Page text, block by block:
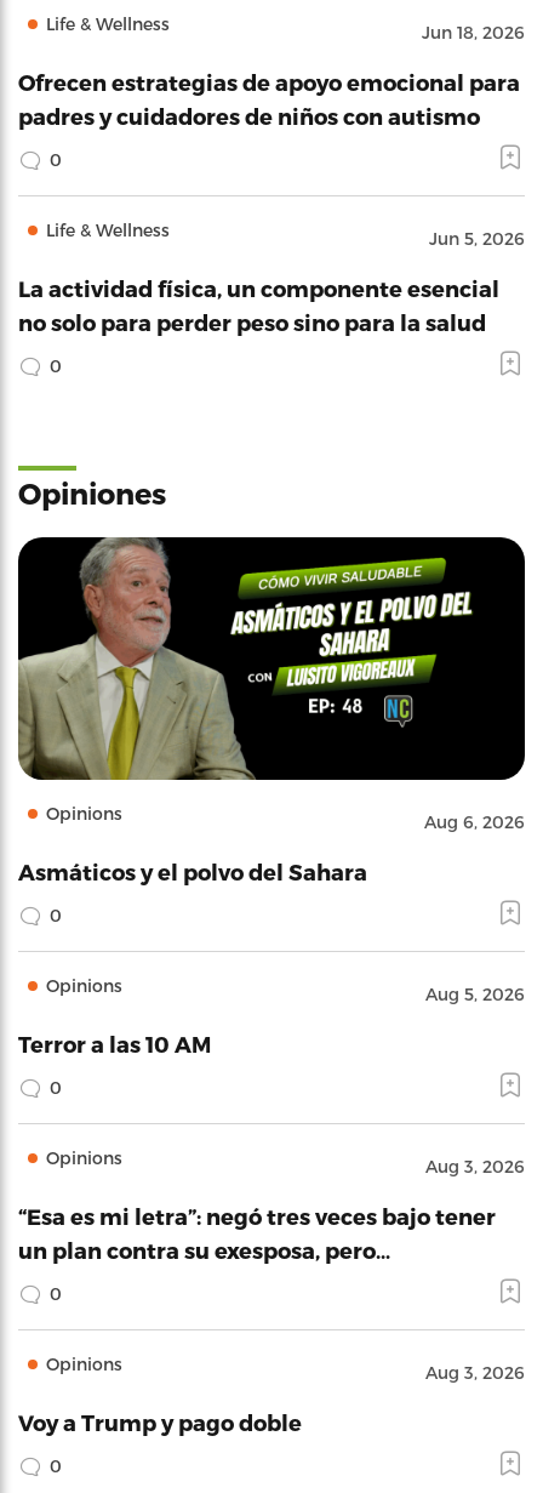
Life & Wellness Jun 18, 2026
Ofrecen estrategias de apoyo emocional para
padres y cuidadores de niños con autismo
0
Life & Wellness Jun 5, 2026
La actividad física, un componente esencial
no solo para perder peso sino para la salud
0
Opiniones
Opinions Aug 6, 2026
Asmáticos y el polvo del Sahara
0
Opinions Aug 5, 2026
Terror a las 10 AM
0
Opinions Aug 3, 2026
“Esa es mi letra”: negó tres veces bajo tener
un plan contra su exesposa, pero…
0
Opinions Aug 3, 2026
Voy a Trump y pago doble
0